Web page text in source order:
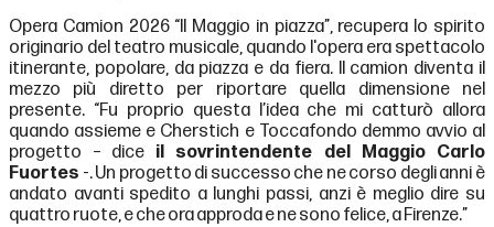
Opera Camion 2026 “Il Maggio in piazza”, recupera lo spirito
originario del teatro musicale, quando l'opera era spettacolo
itinerante, popolare, da piazza e da fiera. Il camion diventa il
mezzo più diretto per riportare quella dimensione nel
presente. “Fu proprio questa l’idea che mi catturò allora
quando assieme e Cherstich e Toccafondo demmo avvio al
progetto – dice il sovrintendente del Maggio Carlo
Fuortes -. Un progetto di successo che ne corso degli anni è
andato avanti spedito a lunghi passi, anzi è meglio dire su
quattro ruote, e che ora approda e ne sono felice, a Firenze.”